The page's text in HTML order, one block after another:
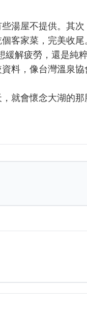
湯屋不提供。其次
客家菜，完美收尾
解疲勞，還是純
料，像台灣溫泉
就會懷念大湖的